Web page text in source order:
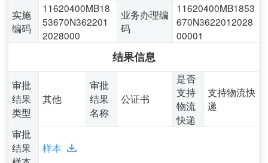
实施
编码
11620400MB18
53670N362201
2028000
业务办理编
码
11620400MB1853
670N3622012028
00001
结果信息
审批
结果
类型
其他
审批
结果
名称
公证书
是否
支持
物流
快递
支持物流快
递
审批
结果
样本